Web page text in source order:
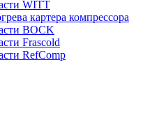
WITT
картера компрессора
BOCK
Frascold
RefComp